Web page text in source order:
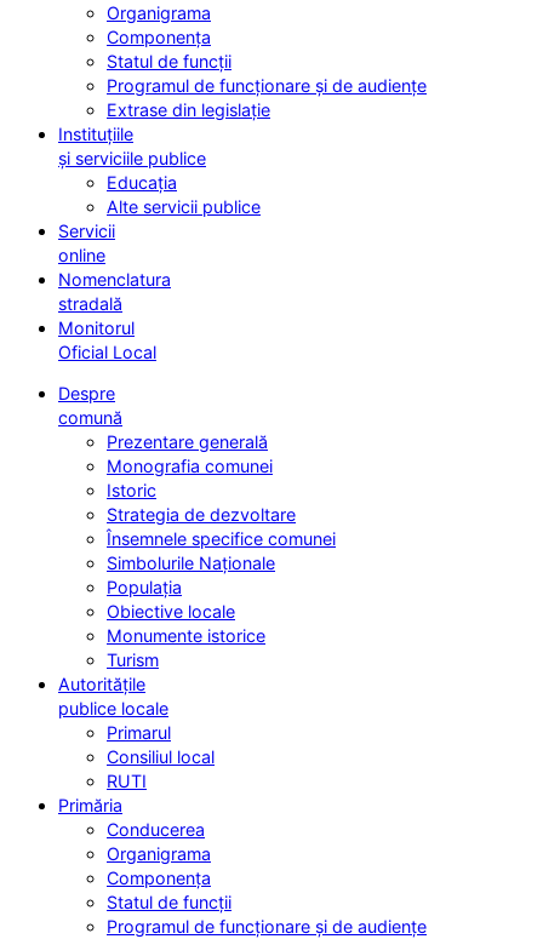
Organigrama
Componența
Statul de funcții
Programul de funcționare și de audiențe
Extrase din legislație
Instituțiile
și serviciile publice
Educația
Alte servicii publice
Servicii
online
Nomenclatura
stradală
Monitorul
Oficial Local
Despre
comună
Prezentare generală
Monografia comunei
Istoric
Strategia de dezvoltare
Însemnele specifice comunei
Simbolurile Naționale
Populația
Obiective locale
Monumente istorice
Turism
Autoritățile
publice locale
Primarul
Consiliul local
RUTI
Primăria
Conducerea
Organigrama
Componența
Statul de funcții
Programul de funcționare și de audiențe